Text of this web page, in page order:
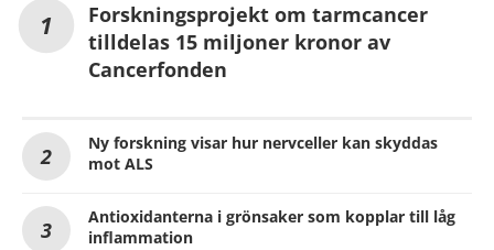
Forskningsprojekt om tarmcancer
tilldelas 15 miljoner kronor av
Cancerfonden
Ny forskning visar hur nervceller kan skyddas
mot ALS
Antioxidanterna i grönsaker som kopplar till låg
inflammation